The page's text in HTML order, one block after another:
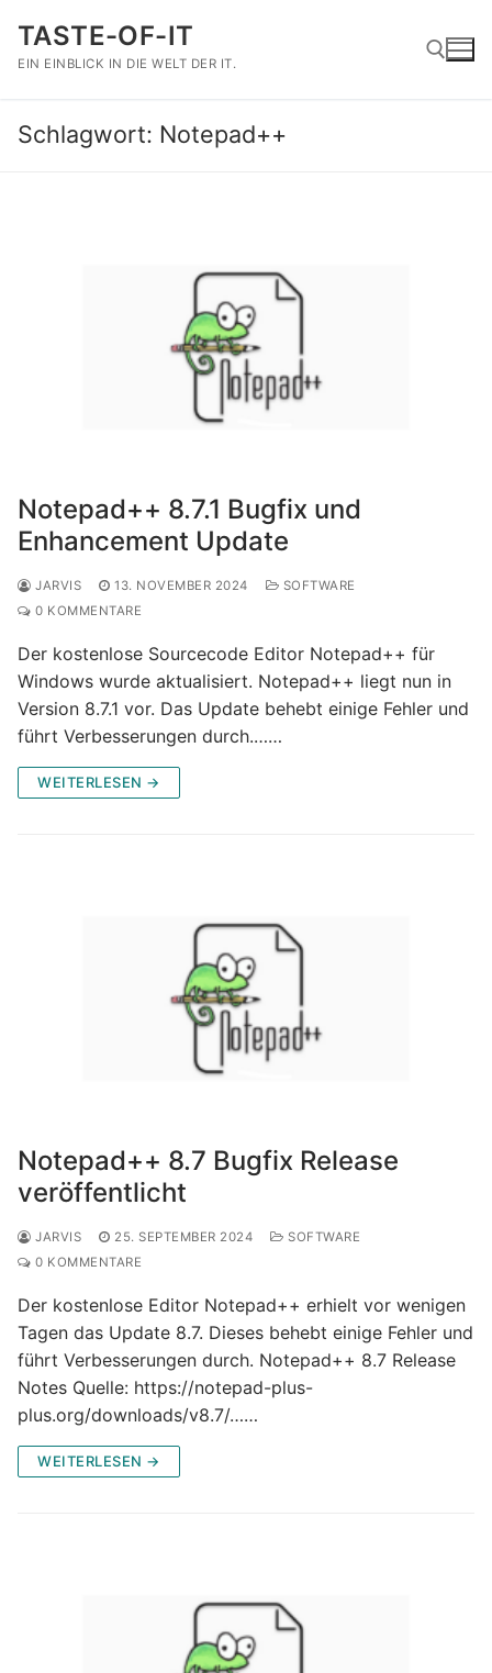
Inhalt
springen
TASTE-OF-IT
EIN EINBLICK IN DIE WELT DER IT.
Suchen nach:
Schlagwort: Notepad++
Notepad++ 8.7.1 Bugfix und
Enhancement Update
JARVIS 13. NOVEMBER 2024
SOFTWARE
0 KOMMENTARE
Der kostenlose Sourcecode Editor Notepad++ für
Windows wurde aktualisiert. Notepad++ liegt nun in
Version 8.7.1 vor. Das Update behebt einige Fehler und
führt Verbesserungen durch.……
WEITERLESEN →
Notepad++ 8.7 Bugfix Release
veröffentlicht
JARVIS 25. SEPTEMBER 2024
SOFTWARE
0 KOMMENTARE
Der kostenlose Editor Notepad++ erhielt vor wenigen
Tagen das Update 8.7. Dieses behebt einige Fehler und
führt Verbesserungen durch. Notepad++ 8.7 Release
Notes Quelle: https://notepad-plus-
plus.org/downloads/v8.7/……
WEITERLESEN →